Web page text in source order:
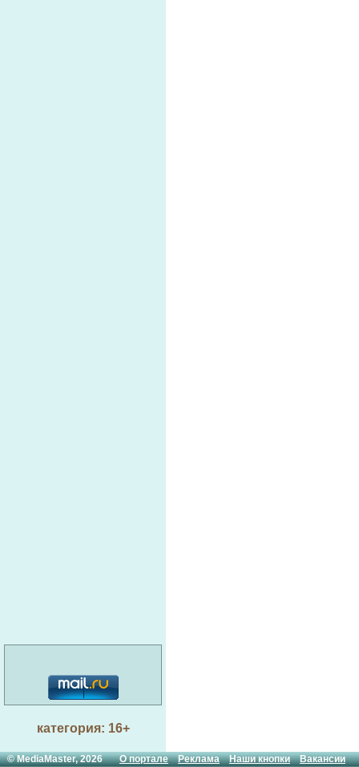
категория: 16+
© MediaMaster, 2026О портале Реклама Наши кнопки Вакансии